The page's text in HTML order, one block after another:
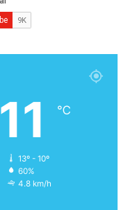
11 ℃
13º - 10º
60%
4.8 km/h